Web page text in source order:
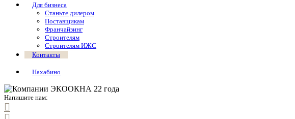
Для бизнеса
Станьте дилером
Поставщикам
Франчайзинг
Строителям
Строителям ИЖС
Контакты
Нахабино
Напишите нам: